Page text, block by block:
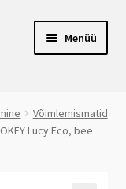
Menüü
Võimlemismatid
Lucy Eco, bee